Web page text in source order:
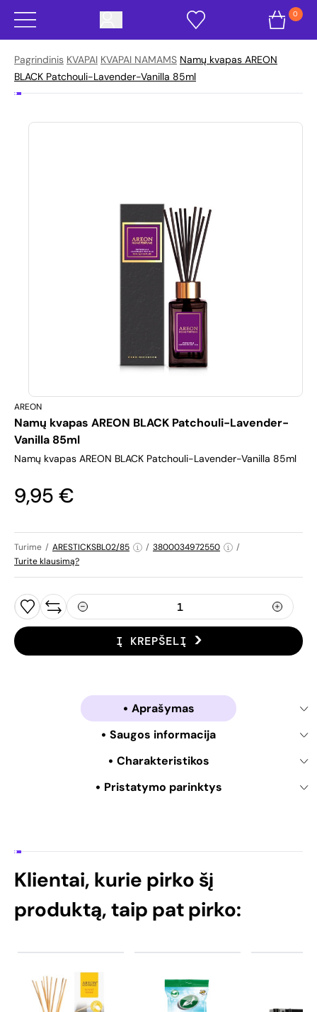
0
Pagrindinis KVAPAI KVAPAI NAMAMS Namų kvapas AREON
BLACK Patchouli-Lavender-Vanilla 85ml
AREON
Namų kvapas AREON BLACK Patchouli-Lavender-
Vanilla 85ml
Namų kvapas AREON BLACK Patchouli-Lavender-Vanilla 85ml
9,95 €
Turime / ARESTICKSBL02/85 / 3800034972550
/
Turite klausimą?
Į KREPŠELĮ
Aprašymas
Saugos informacija
Charakteristikos
Pristatymo parinktys
Klientai, kurie pirko šį
produktą, taip pat pirko: